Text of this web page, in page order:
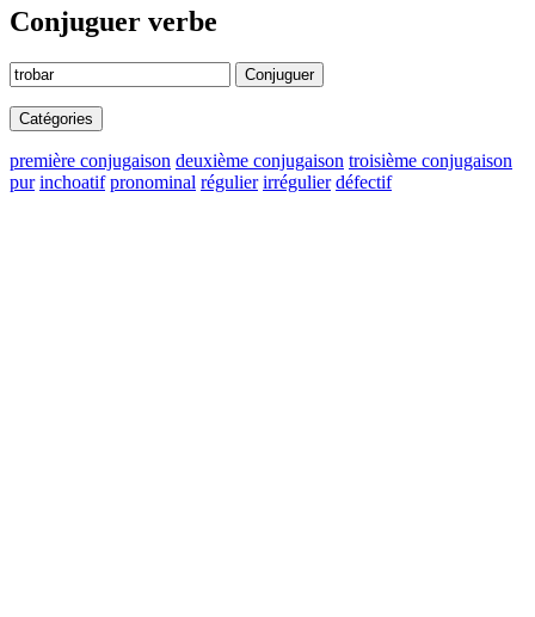
Conjuguer verbe
Conjuguer
Catégories
première conjugaison deuxième conjugaison troisième conjugaison
pur inchoatif pronominal régulier irrégulier défectif